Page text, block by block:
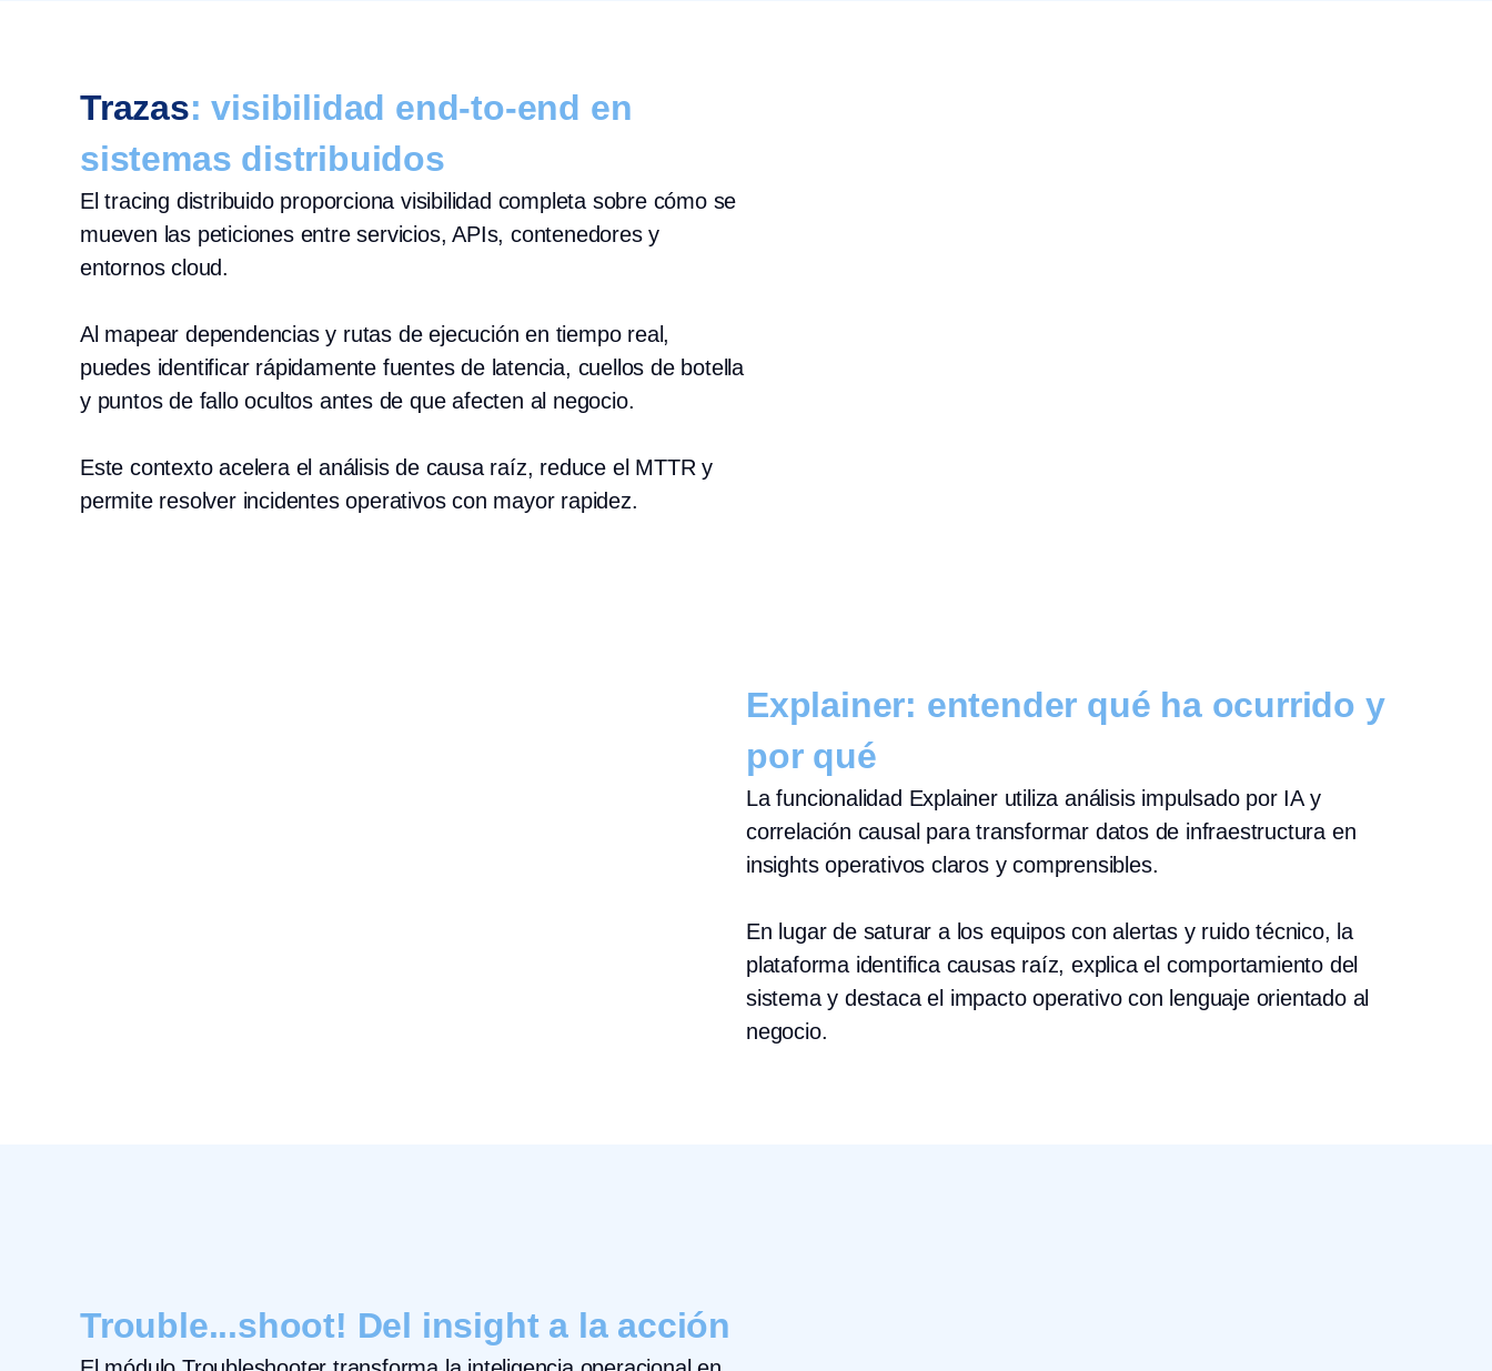
Trazas: visibilidad end-to-end en
sistemas distribuidos
El tracing distribuido proporciona visibilidad completa sobre cómo se
mueven las peticiones entre servicios, APIs, contenedores y
entornos cloud.
Al mapear dependencias y rutas de ejecución en tiempo real,
puedes identificar rápidamente fuentes de latencia, cuellos de botella
y puntos de fallo ocultos antes de que afecten al negocio.
Este contexto acelera el análisis de causa raíz, reduce el MTTR y
permite resolver incidentes operativos con mayor rapidez.
Explainer: entender qué ha ocurrido y
por qué
La funcionalidad Explainer utiliza análisis impulsado por IA y
correlación causal para transformar datos de infraestructura en
insights operativos claros y comprensibles.
En lugar de saturar a los equipos con alertas y ruido técnico, la
plataforma identifica causas raíz, explica el comportamiento del
sistema y destaca el impacto operativo con lenguaje orientado al
negocio.
Trouble...shoot! Del insight a la acción